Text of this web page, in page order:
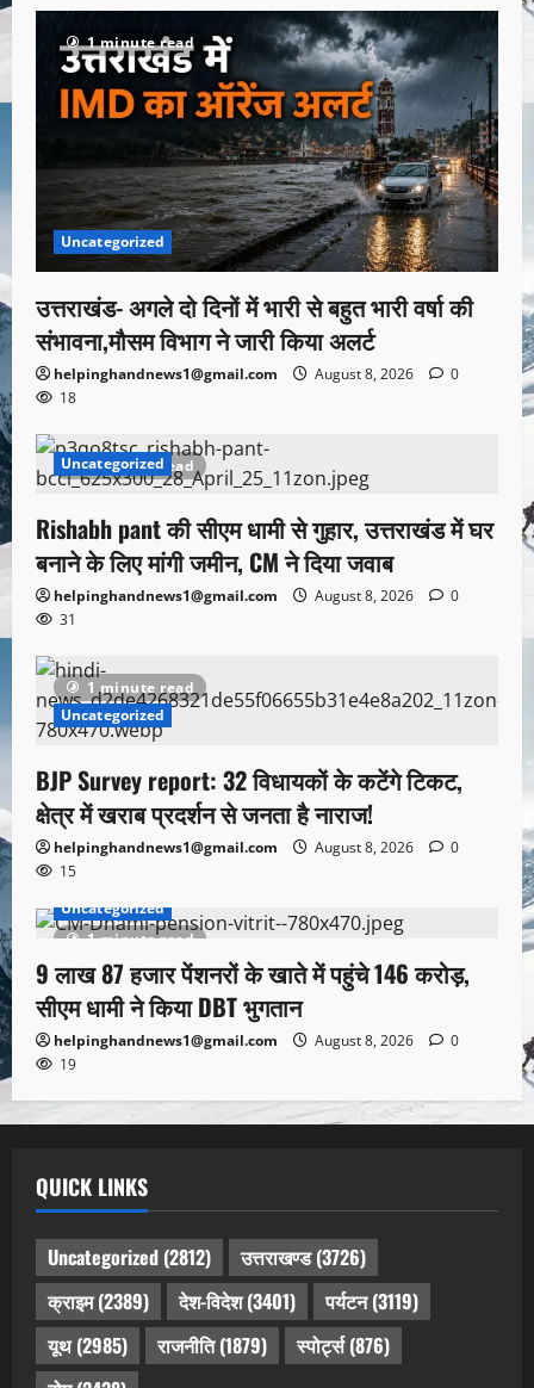
1 minute read
Uncategorized
उत्तराखंड- अगले दो दिनों में भारी से बहुत भारी वर्षा की
संभावना,मौसम विभाग ने जारी किया अलर्ट
helpinghandnews1@gmail.com August 8, 2026
0
18
1 minute read
Uncategorized
Rishabh pant की सीएम धामी से गुहार, उत्तराखंड में घर
बनाने के लिए मांगी जमीन, CM ने दिया जवाब
helpinghandnews1@gmail.com August 8, 2026
0
31
1 minute read
Uncategorized
BJP Survey report: 32 विधायकों के कटेंगे टिकट,
क्षेत्र में खराब प्रदर्शन से जनता है नाराज!
helpinghandnews1@gmail.com August 8, 2026
0
15
1 minute read
Uncategorized
9 लाख 87 हजार पेंशनरों के खाते में पहुंचे 146 करोड़,
सीएम धामी ने किया DBT भुगतान
helpinghandnews1@gmail.com August 8, 2026
0
19
QUICK LINKS
Uncategorized (2812) उत्तराखण्ड(3726)
क्राइम(2389) देश-विदेश(3401) पर्यटन(3119)
यूथ(2985) राजनीति(1879) स्पोर्ट्स(876)